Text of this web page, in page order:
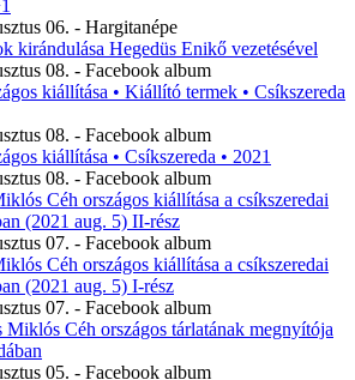
06. - Hargitanépe
kirándulása Hegedüs Enikő vezetésével
08. - Facebook album
kiállítása • Kiállító termek • Csíkszereda
08. - Facebook album
kiállítása • Csíkszereda • 2021
08. - Facebook album
Céh országos kiállítása a csíkszeredai
(2021 aug. 5) II-rész
07. - Facebook album
Céh országos kiállítása a csíkszeredai
(2021 aug. 5) I-rész
07. - Facebook album
Miklós Céh országos tárlatának megnyítója
05. - Facebook album